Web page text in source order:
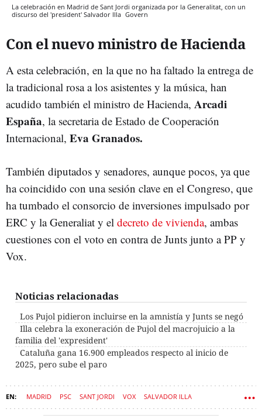
La celebración en Madrid de Sant Jordi organizada por la Generalitat, con un
discurso del 'president' Salvador Illa Govern
Con el nuevo ministro de Hacienda
A esta celebración, en la que no ha faltado la entrega de
la tradicional rosa a los asistentes y la música, han
acudido también el ministro de Hacienda, Arcadi
España, la secretaria de Estado de Cooperación
Internacional, Eva Granados.
También diputados y senadores, aunque pocos, ya que
ha coincidido con una sesión clave en el Congreso, que
ha tumbado el consorcio de inversiones impulsado por
ERC y la Generaliat y el decreto de vivienda, ambas
cuestiones con el voto en contra de Junts junto a PP y
Vox.
Noticias relacionadas
Los Pujol pidieron incluirse en la amnistía y Junts se negó
Illa celebra la exoneración de Pujol del macrojuicio a la
familia del 'expresident'
Cataluña gana 16.900 empleados respecto al inicio de
2025, pero sube el paro
MADRID PSC SANT JORDI VOX SALVADOR ILLA